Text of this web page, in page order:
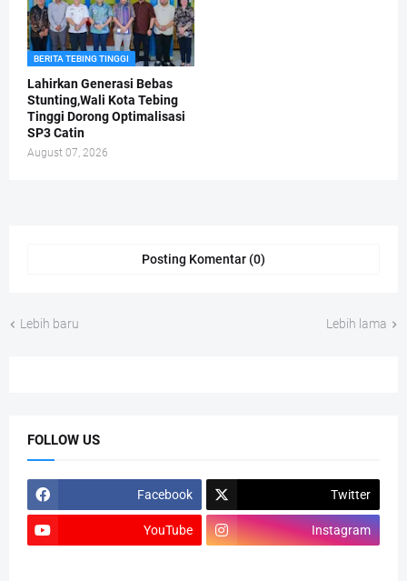
BERITA TEBING TINGGI
Lahirkan Generasi Bebas
Stunting,Wali Kota Tebing
Tinggi Dorong Optimalisasi
SP3 Catin
August 07, 2026
Posting Komentar (0)
Lebih baru Lebih lama
FOLLOW US
Facebook Twitter
YouTube Instagram